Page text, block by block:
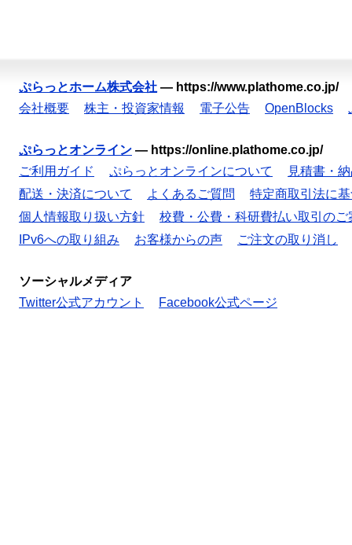
ぷらっとホーム株式会社 — https://www.plathome.co.jp/
会社概要
株主・投資家情報 電子公告 OpenBlocks
ぷらっとオンライン — https://online.plathome.co.jp/
ご利用ガイド
ぷらっとオンラインについて
見積書・
配送・決済について
よくあるご質問
特定商取引法に
個人情報取り扱い方針
校費・公費・科研費払い取引のご
IPv6への取り組み
お客様からの声 ご注文の取り消し
ソーシャルメディア
Twitter公式アカウント
Facebook公式ページ